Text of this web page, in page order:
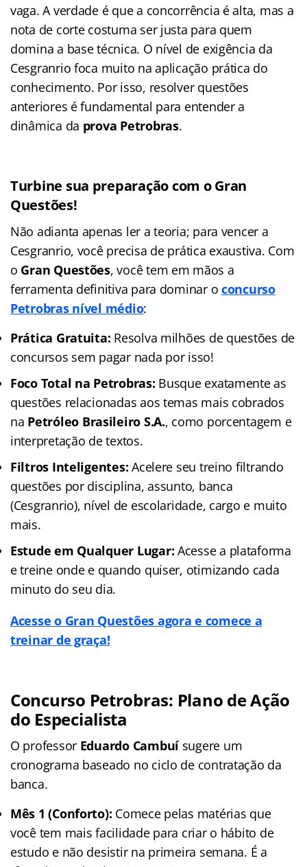
vaga. A verdade é que a concorrência é alta, mas a
nota de corte costuma ser justa para quem
domina a base técnica. O nível de exigência da
Cesgranrio foca muito na aplicação prática do
conhecimento. Por isso, resolver questões
anteriores é fundamental para entender a
dinâmica da prova Petrobras.
Turbine sua preparação com o Gran
Questões!
Não adianta apenas ler a teoria; para vencer a
Cesgranrio, você precisa de prática exaustiva. Com
o Gran Questões, você tem em mãos a
ferramenta definitiva para dominar oconcurso
Petrobras nível médio:
Prática Gratuita: Resolva milhões de questões de
concursos sem pagar nada por isso!
Foco Total na Petrobras: Busque exatamente as
questões relacionadas aos temas mais cobrados
na Petróleo Brasileiro S.A., como porcentagem e
interpretação de textos.
Filtros Inteligentes: Acelere seu treino filtrando
questões por disciplina, assunto, banca
(Cesgranrio), nível de escolaridade, cargo e muito
mais.
Estude em Qualquer Lugar: Acesse a plataforma
e treine onde e quando quiser, otimizando cada
minuto do seu dia.
Acesse o Gran Questões agora e comece a
treinar de graça!
Concurso Petrobras: Plano de Ação
do Especialista
O professor Eduardo Cambuí sugere um
cronograma baseado no ciclo de contratação da
banca.
Mês 1 (Conforto): Comece pelas matérias que
você tem mais facilidade para criar o hábito de
estudo e não desistir na primeira semana. É a